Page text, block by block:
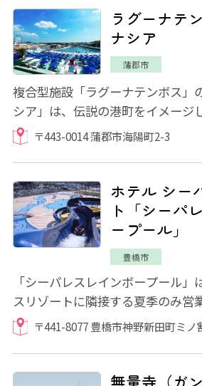
ラグーナテ
ナシア
蒲郡市
複合型施設「ラグーナテンボス」
シア」は、伝説の港町をイメージ
ク。1年を通じてアトラクションや
〒443-0014 蒲郡市海陽町2-3
ホテル シー
ト「シーパ
ープール」
豊橋市
「シーパレスレインボープール」
スリゾートに隣接する夏季のみ営
ールです。広々としたスペースに、
〒441-8077 豊橋市神野新田町ミノ
無量寺（ガ